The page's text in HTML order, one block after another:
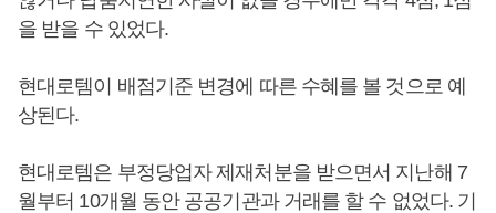
을 받을 수 있었다.
현대로템이 배점기준 변경에 따른 수혜를 볼 것으로 예
상된다.
현대로템은 부정당업자 제재처분을 받으면서 지난해 7
월부터 10개월 동안 공공기관과 거래를 할 수 없었다. 기